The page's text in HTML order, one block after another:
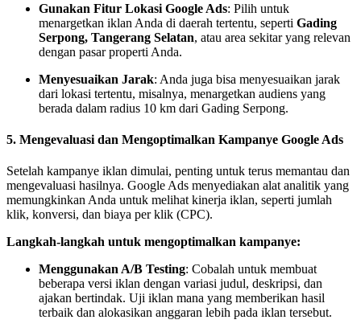
Gunakan Fitur Lokasi Google Ads: Pilih untuk
menargetkan iklan Anda di daerah tertentu, seperti Gading
Serpong, Tangerang Selatan, atau area sekitar yang relevan
dengan pasar properti Anda.
Menyesuaikan Jarak: Anda juga bisa menyesuaikan jarak
dari lokasi tertentu, misalnya, menargetkan audiens yang
berada dalam radius 10 km dari Gading Serpong.
5. Mengevaluasi dan Mengoptimalkan Kampanye Google Ads
Setelah kampanye iklan dimulai, penting untuk terus memantau dan
mengevaluasi hasilnya. Google Ads menyediakan alat analitik yang
memungkinkan Anda untuk melihat kinerja iklan, seperti jumlah
klik, konversi, dan biaya per klik (CPC).
Langkah-langkah untuk mengoptimalkan kampanye:
Menggunakan A/B Testing: Cobalah untuk membuat
beberapa versi iklan dengan variasi judul, deskripsi, dan
ajakan bertindak. Uji iklan mana yang memberikan hasil
terbaik dan alokasikan anggaran lebih pada iklan tersebut.